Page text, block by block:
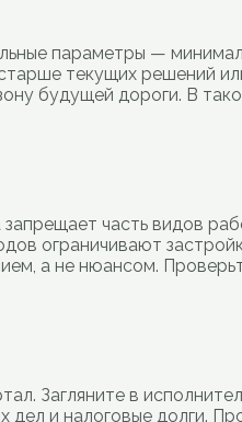
параметры —
текущих решений
будущей дороги. В
часть видов
ограничивают
а не нюансом.
Загляните в
дел и налоговые долги.